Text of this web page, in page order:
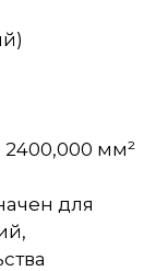
2400,000 мм²
для